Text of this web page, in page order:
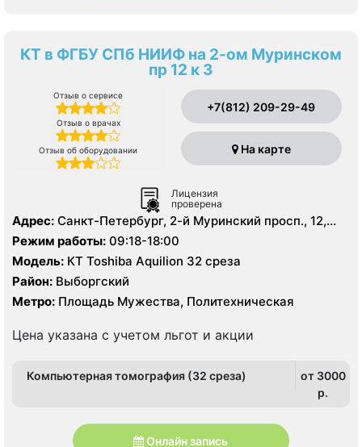
КТ в ФГБУ СПб НИИФ на 2-ом Муринском
пр 12 к 3
Отзыв о сервисе
Отзыв о врачах
Отзыв об оборудовании
+7(812) 209-29-49
На карте
Лицензия
проверена
Адрес: Санкт-Петербург, 2-й Муринский просп., 12,
корп. 3
Режим работы: 09:18-18:00
Модель: КТ Toshiba Aquilion 32 среза
Район: Выборгский
Метро: Площадь Мужества, Политехническая
Цена указана с учетом льгот и акции
Компьютерная томография (32 среза)
от 3000
p.
Онлайн запись